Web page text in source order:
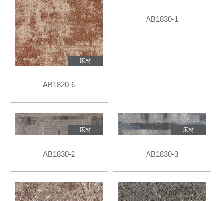
床材
AB1820-6
AB1830-1
床材
AB1830-2
床材
AB1830-3